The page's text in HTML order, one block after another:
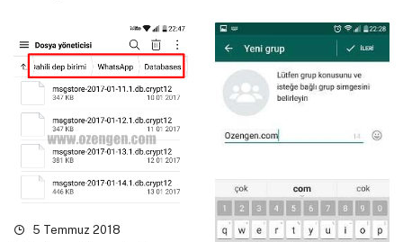
5 Temmuz 2018